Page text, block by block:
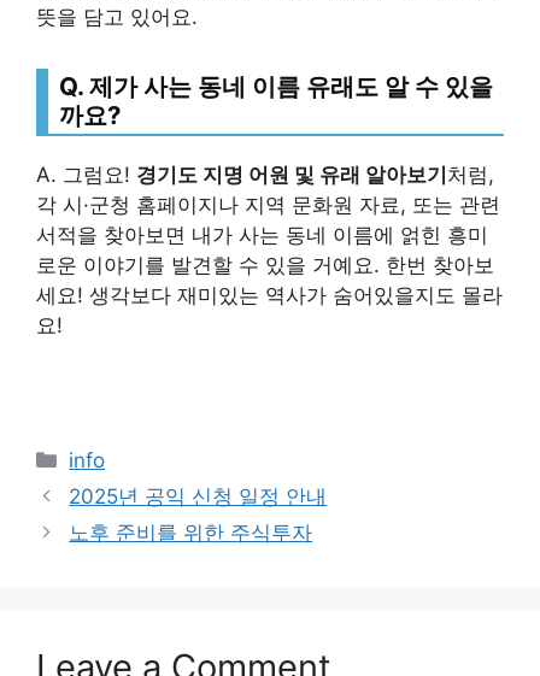
뜻을 담고 있어요.
Q. 제가 사는 동네 이름 유래도 알 수 있을
까요?
A. 그럼요! 경기도 지명 어원 및 유래 알아보기처럼,
각 시·군청 홈페이지나 지역 문화원 자료, 또는 관련
서적을 찾아보면 내가 사는 동네 이름에 얽힌 흥미
로운 이야기를 발견할 수 있을 거예요. 한번 찾아보
세요! 생각보다 재미있는 역사가 숨어있을지도 몰라
요!
Categories
info
2025년 공익 신청 일정 안내
노후 준비를 위한 주식투자
Leave a Comment